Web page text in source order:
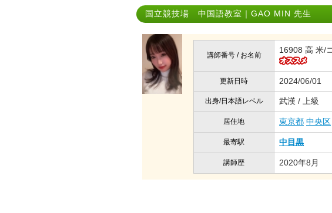
国立競技場 中国語教室｜GAO MIN 先生
講師番号 / お名前
16908 高 米/
更新日時 2024/06/01
出身/日本語レベル 武漢 / 上級
居住地 東京都 中央区
最寄駅 中目黒
講師歴 2020年8月